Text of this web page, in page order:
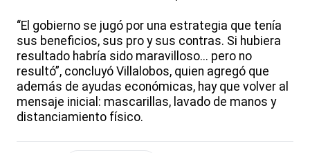
“El gobierno se jugó por una estrategia que tenía
sus beneficios, sus pro y sus contras. Si hubiera
resultado habría sido maravilloso... pero no
resultó”, concluyó Villalobos, quien agregó que
además de ayudas económicas, hay que volver al
mensaje inicial: mascarillas, lavado de manos y
distanciamiento físico.